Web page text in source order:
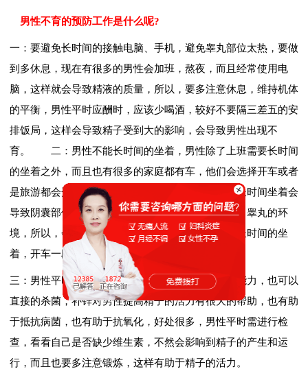
男性不育的预防工作是什么呢?
一：要避免长时间的接触电脑、手机，避免睾丸部位太热，要做
到多休息，现在有很多的男性会加班，熬夜，而且经常使用电
脑，这样就会导致精液的质量，所以，要多注意休息，维持机体
的平衡，男性平时应酬时，应该少喝酒，较好不要隔三差五的安
排饭局，这样会导致精子受到大的影响，会导致男性出现不
育。 二：男性不能长时间的坐着，男性除了上班需要长时间
的坐着之外，而且也有很多的家庭都有车，他们会选择开车或者
是旅游都会开私家车，这样坐着的时间就会增加，长时间坐着会
导致阴囊部位受到挤压，而且局部的温度高，导致了睾丸的环
境，所以，会导致精子出现了变化，男性平时不要长时间的坐
着，开车一段时间后，可以到休息区走走。
三：男性平时要注意补锌，锌会影响到男性的免疫能力，也可以
直接的杀菌，补锌对男性提高精子的活力有很大的帮助，也有助
于抵抗病菌，也有助于抗氧化，好处很多，男性平时需进行检
查，看看自己是否缺少维生素，不然会影响到精子的产生和运
行，而且也要多注意锻炼，这样有助于精子的活力。